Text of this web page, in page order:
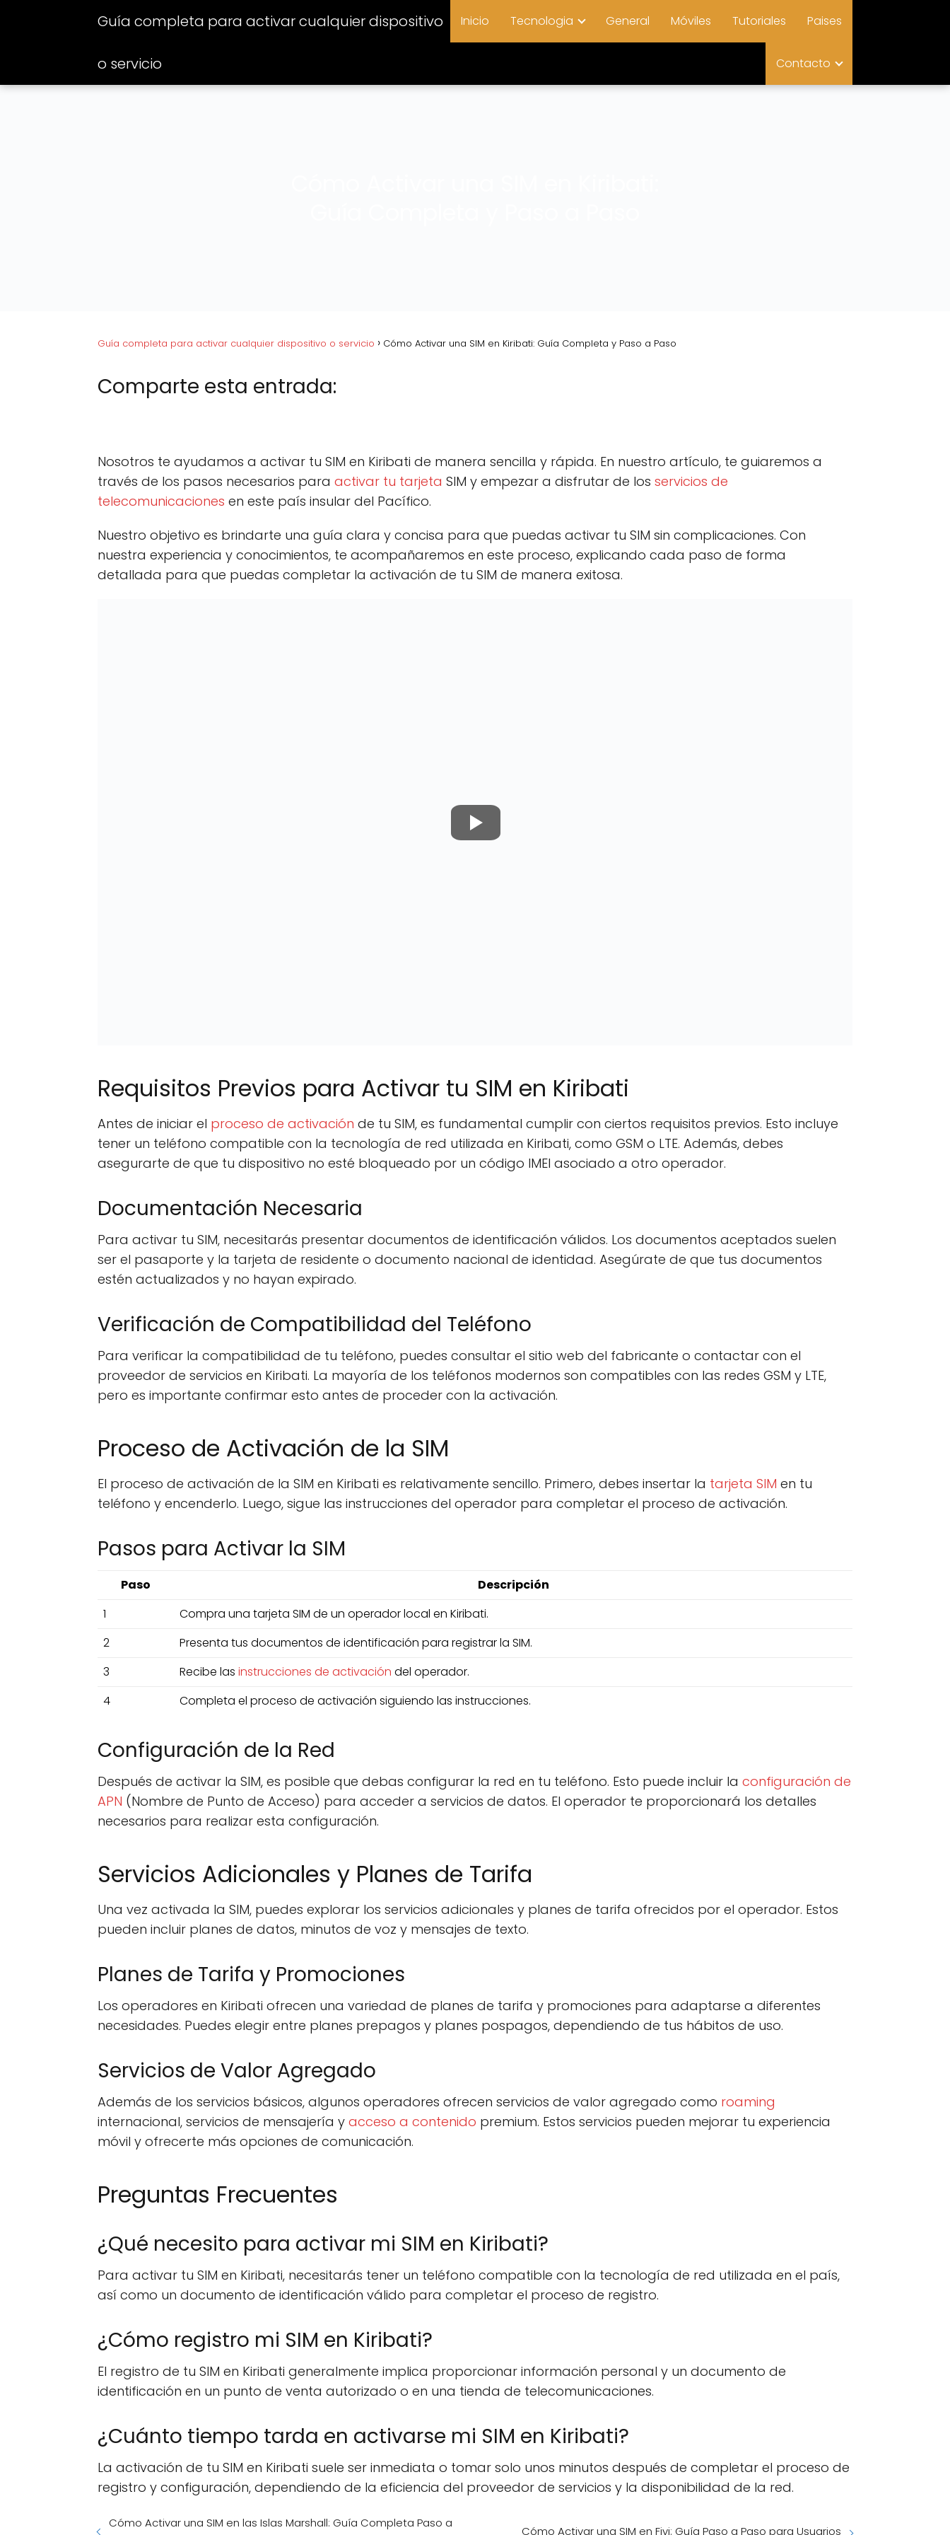
Guía completa para activar cualquier dispositivo
o servicio
Inicio Tecnologia General Móviles Tutoriales Paises
Contacto
Guía completa para activar cualquier dispositivo o servicio Cómo Activar una SIM en Kiribati: Guía Completa y Paso a Paso
Comparte esta entrada:
p
a
r
t
i
n
p
a
r
t
n
p
a
r
t
n
p
a
r
t
n
p
a
n
Nosotros te ayudamos a activar tu SIM en Kiribati de manera sencilla y rápida. En nuestro artículo, te guiaremos a
través de los pasos necesarios para activar tu tarjeta SIM y empezar a disfrutar de los servicios de
telecomunicaciones en este país insular del Pacífico.
Nuestro objetivo es brindarte una guía clara y concisa para que puedas activar tu SIM sin complicaciones. Con
nuestra experiencia y conocimientos, te acompañaremos en este proceso, explicando cada paso de forma
detallada para que puedas completar la activación de tu SIM de manera exitosa.
Requisitos Previos para Activar tu SIM en Kiribati
Antes de iniciar el proceso de activación de tu SIM, es fundamental cumplir con ciertos requisitos previos. Esto incluye
tener un teléfono compatible con la tecnología de red utilizada en Kiribati, como GSM o LTE. Además, debes
asegurarte de que tu dispositivo no esté bloqueado por un código IMEI asociado a otro operador.
Documentación Necesaria
Para activar tu SIM, necesitarás presentar documentos de identificación válidos. Los documentos aceptados suelen
ser el pasaporte y la tarjeta de residente o documento nacional de identidad. Asegúrate de que tus documentos
estén actualizados y no hayan expirado.
Verificación de Compatibilidad del Teléfono
Para verificar la compatibilidad de tu teléfono, puedes consultar el sitio web del fabricante o contactar con el
proveedor de servicios en Kiribati. La mayoría de los teléfonos modernos son compatibles con las redes GSM y LTE,
pero es importante confirmar esto antes de proceder con la activación.
Proceso de Activación de la SIM
El proceso de activación de la SIM en Kiribati es relativamente sencillo. Primero, debes insertar la tarjeta SIM en tu
teléfono y encenderlo. Luego, sigue las instrucciones del operador para completar el proceso de activación.
Pasos para Activar la SIM
Paso
Descripción
1
Compra una tarjeta SIM de un operador local en Kiribati.
2
Presenta tus documentos de identificación para registrar la SIM.
3
Recibe las instrucciones de activación del operador.
4
Completa el proceso de activación siguiendo las instrucciones.
Configuración de la Red
Después de activar la SIM, es posible que debas configurar la red en tu teléfono. Esto puede incluir la configuración de
APN (Nombre de Punto de Acceso) para acceder a servicios de datos. El operador te proporcionará los detalles
necesarios para realizar esta configuración.
Servicios Adicionales y Planes de Tarifa
Una vez activada la SIM, puedes explorar los servicios adicionales y planes de tarifa ofrecidos por el operador. Estos
pueden incluir planes de datos, minutos de voz y mensajes de texto.
Planes de Tarifa y Promociones
Los operadores en Kiribati ofrecen una variedad de planes de tarifa y promociones para adaptarse a diferentes
necesidades. Puedes elegir entre planes prepagos y planes pospagos, dependiendo de tus hábitos de uso.
Servicios de Valor Agregado
Además de los servicios básicos, algunos operadores ofrecen servicios de valor agregado como roaming
internacional, servicios de mensajería y acceso a contenido premium. Estos servicios pueden mejorar tu experiencia
móvil y ofrecerte más opciones de comunicación.
Preguntas Frecuentes
¿Qué necesito para activar mi SIM en Kiribati?
Para activar tu SIM en Kiribati, necesitarás tener un teléfono compatible con la tecnología de red utilizada en el país,
así como un documento de identificación válido para completar el proceso de registro.
¿Cómo registro mi SIM en Kiribati?
El registro de tu SIM en Kiribati generalmente implica proporcionar información personal y un documento de
identificación en un punto de venta autorizado o en una tienda de telecomunicaciones.
¿Cuánto tiempo tarda en activarse mi SIM en Kiribati?
La activación de tu SIM en Kiribati suele ser inmediata o tomar solo unos minutos después de completar el proceso de
registro y configuración, dependiendo de la eficiencia del proveedor de servicios y la disponibilidad de la red.
Cómo Activar una SIM en las Islas Marshall: Guía Completa Paso a
Cómo Activar una SIM en Fiyi: Guía Paso a Paso para Usuarios